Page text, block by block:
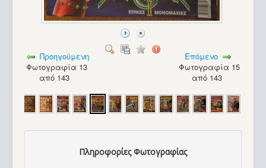
Προηγούμενη
Φωτογραφία 13
από 143
Επόμενο
Φωτογραφία 15
από 143
Πληροφορίες Φωτογραφίας